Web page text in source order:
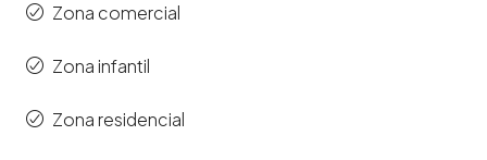
Zona comercial
Zona infantil
Zona residencial